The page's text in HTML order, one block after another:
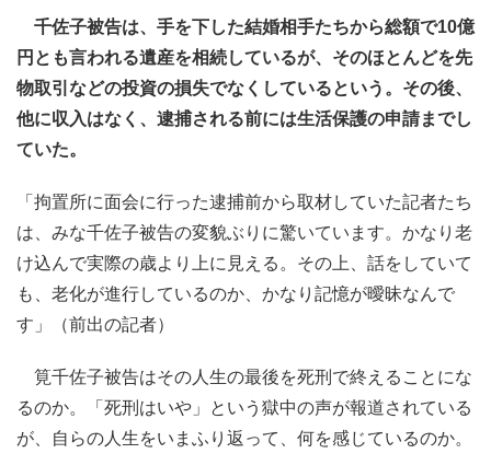
千佐子被告は、手を下した結婚相手たちから総額で10億
円とも言われる遺産を相続しているが、そのほとんどを先
物取引などの投資の損失でなくしているという。その後、
他に収入はなく、逮捕される前には生活保護の申請までし
ていた。
「拘置所に面会に行った逮捕前から取材していた記者たち
は、みな千佐子被告の変貌ぶりに驚いています。かなり老
け込んで実際の歳より上に見える。その上、話をしていて
も、老化が進行しているのか、かなり記憶が曖昧なんで
す」（前出の記者）
筧千佐子被告はその人生の最後を死刑で終えることにな
るのか。「死刑はいや」という獄中の声が報道されている
が、自らの人生をいまふり返って、何を感じているのか。